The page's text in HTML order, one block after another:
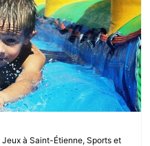
Jeux à Saint-Étienne, Sports et